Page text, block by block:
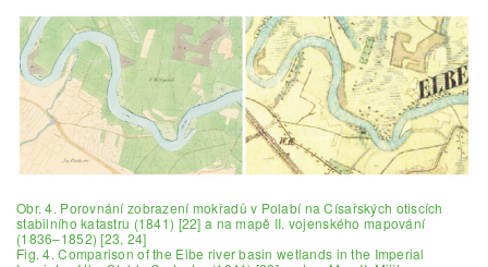
Obr. 4. Porovnání zobrazení mokřadů v Polabí na Císařských otiscích
stabilního katastru (1841) [22] a na mapě II. vojenského mapování
(1836–1852) [23, 24]
Fig. 4. Comparison of the Elbe river basin wetlands in the Imperial